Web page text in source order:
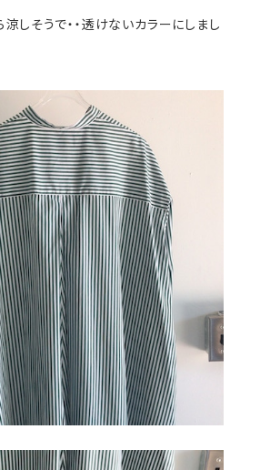
しそうで・・透けないカラーにしまし